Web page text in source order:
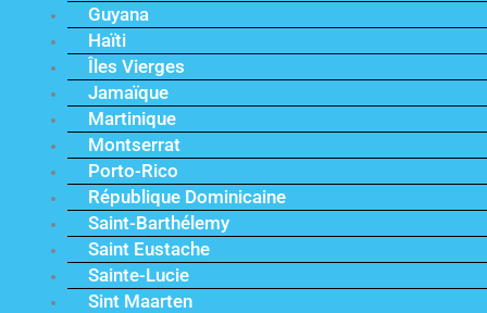
Guyana
Haïti
Îles Vierges
Jamaïque
Martinique
Montserrat
Porto-Rico
République Dominicaine
Saint-Barthélemy
Saint Eustache
Sainte-Lucie
Sint Maarten